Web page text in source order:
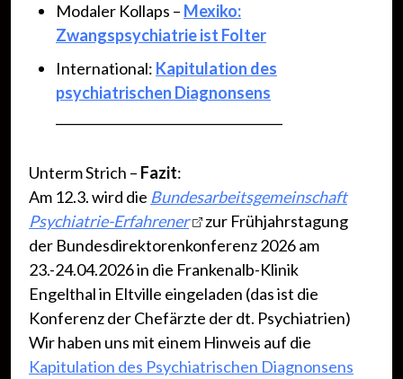
Modaler Kollaps – Mexiko:
Zwangspsychiatrie ist Folter
International: Kapitulation des
psychiatrischen Diagnonsens
Unterm Strich – Fazit:
Am 12.3. wird die Bundesarbeitsgemeinschaft
Psychiatrie-Erfahrener
zur Frühjahrstagung
der Bundesdirektorenkonferenz 2026 am
23.-24.04.2026 in die Frankenalb-Klinik
Engelthal in Eltville eingeladen (das ist die
Konferenz der Chefärzte der dt. Psychiatrien)
Wir haben uns mit einem Hinweis auf die
Kapitulation des Psychiatrischen Diagnonsens